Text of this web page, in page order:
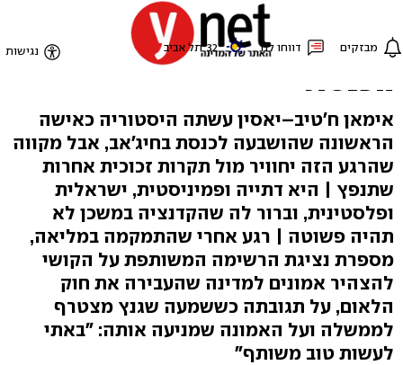
"זו חובתי לייצג את הנשים
הערביות השקופות מתוך
הכנסת"
אימאן ח'טיב–יאסין עשתה היסטוריה כאישה
הראשונה שהושבעה לכנסת בחיג'אב, אבל מקווה
שהרגע הזה יחוויר מול תקרות זכוכית אחרות
שתנפץ | היא דתייה ופמיניסטית, ישראלית
ופלסטינית, וברור לה שהקדנציה במשכן לא
תהיה פשוטה | רגע אחרי שהתמקמה במליאה,
מספרת נציגת הרשימה המשותפת על הקושי
להצהיר אמונים למדינה שהעבירה את חוק
הלאום, על תגובתה כששמעה שגנץ מצטרף
לממשלה ועל האמונה שמניעה אותה: "באתי
לעשות טוב משותף"